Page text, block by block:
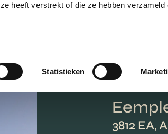
heeft verstrekt of die ze hebben verzameld
Statistieken
3812 EA,